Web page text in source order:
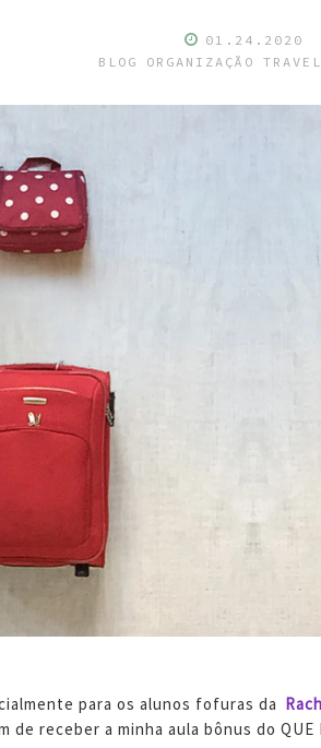
01.24.2020
BLOG
ORGANIZAÇÃO TRAVEL
para os alunos fofuras da
de receber a minha aula bônus do QUE